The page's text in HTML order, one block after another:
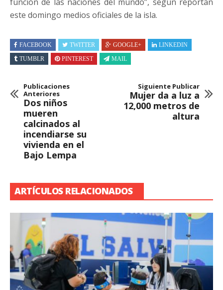
este domingo medios oficiales de la isla.
FACEBOOK TWITTER GOOGLE+
LINKEDIN
TUMBLR
PINTEREST MAIL
Publicaciones
Anteriores
Dos niños
mueren
calcinados al
incendiarse su
vivienda en el
Bajo Lempa
Siguiente Publicar
Mujer da a luz a
12,000 metros de
altura
ARTÍCULOS RELACIONADOS